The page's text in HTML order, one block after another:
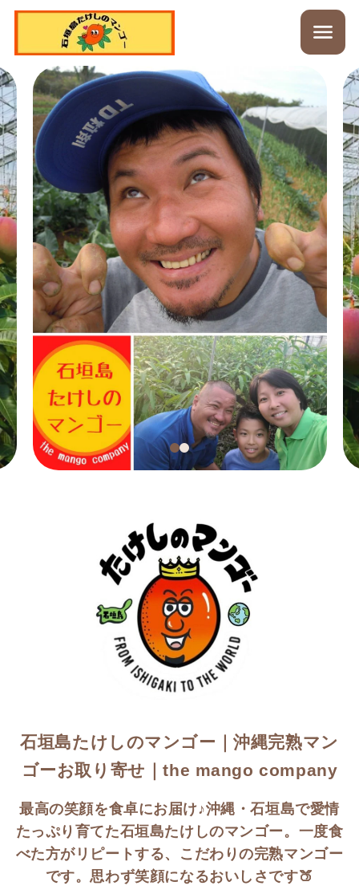
石垣島たけしのマンゴー｜沖縄完熟マン
ゴーお取り寄せ｜the mango company
最高の笑顔を食卓にお届け♪沖縄・石垣島で愛情
たっぷり育てた石垣島たけしのマンゴー。一度食
べた方がリピートする、こだわりの完熟マンゴー
です。思わず笑顔になるおいしさです🍑